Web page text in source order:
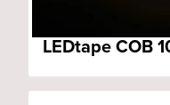
LEDtape COB